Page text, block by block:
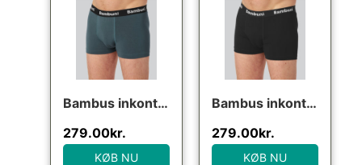
Bambus inkontinens underbukser i petrol
279.00kr.
KØB NU
Bambus inkontinens underbukser i sort
279.00kr.
KØB NU